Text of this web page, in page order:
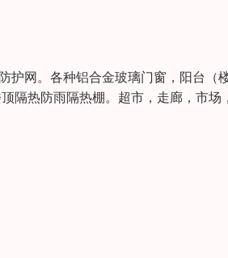
护网。各种铝合金玻璃门窗，阳台（
热防雨隔热棚。超市，走廊，市场